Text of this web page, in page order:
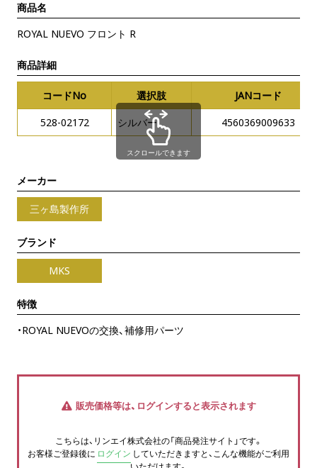
商品名
ROYAL NUEVO フロント R
商品詳細
コードNo 選択肢
JANコード
528-02172
シルバー 4560369009633
スクロールできます
メーカー
三ヶ島製作所
ブランド
MKS
特徴
・ROYAL NUEVOの交換、補修用パーツ
販売価格等は、ログインすると表示されます
こちらは、リンエイ株式会社の「商品発注サイト」です。
お客様ご登録後に ログイン していただきますと、こんな機能がご利用